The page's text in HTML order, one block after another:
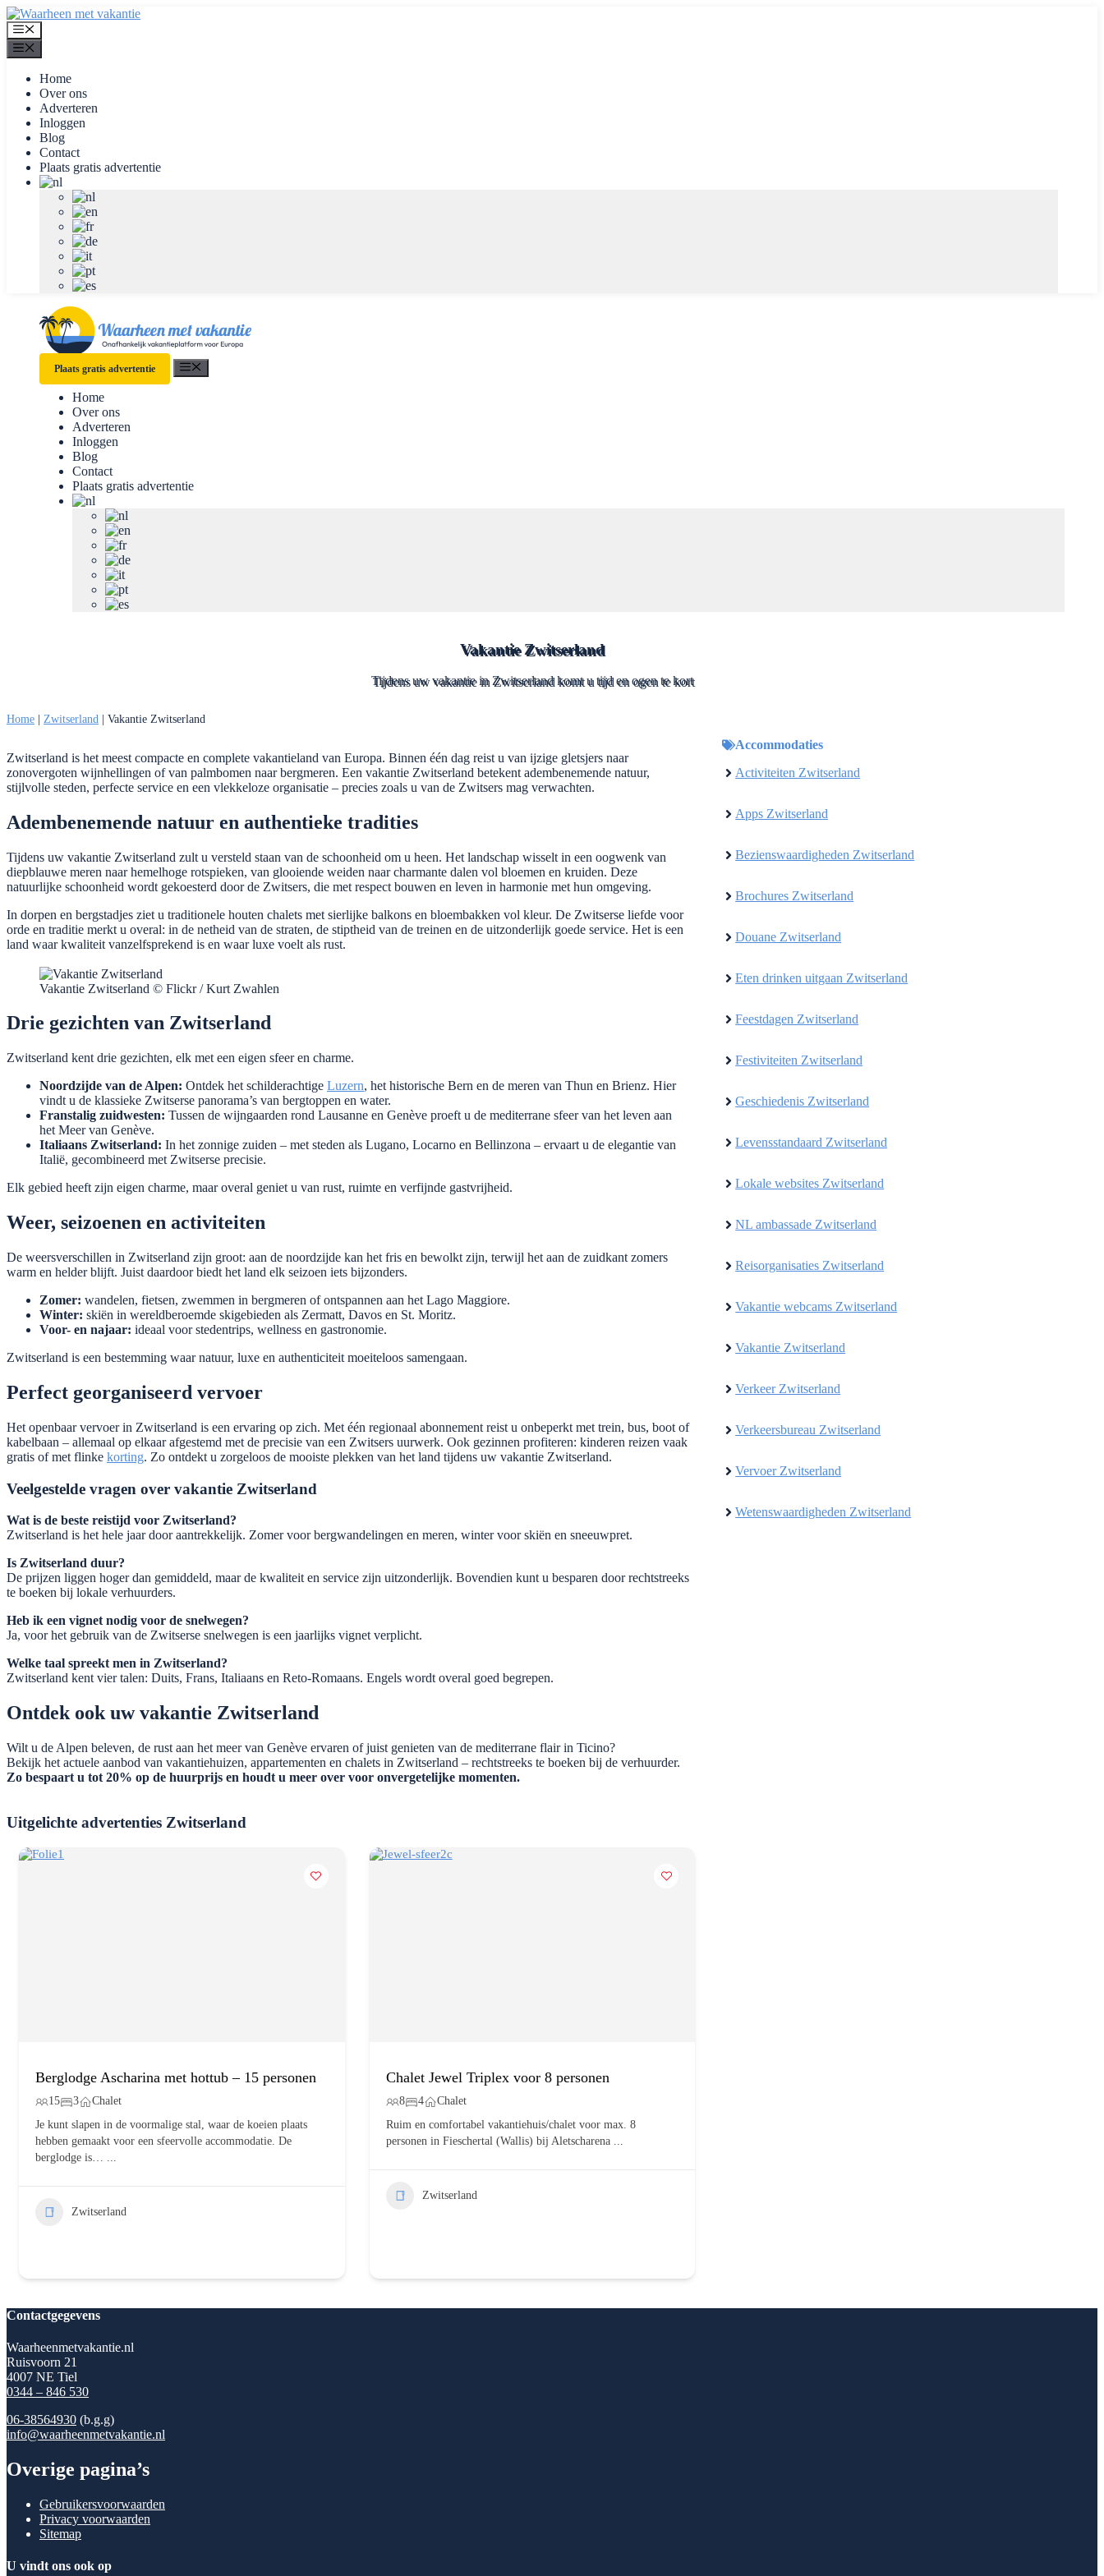
Ga
naar
de
inhoud
Menu
Home
Over ons
Adverteren
Inloggen
Blog
Contact
Plaats gratis advertentie
Plaats gratis advertentie
Home
Over ons
Adverteren
Inloggen
Blog
Contact
Plaats gratis advertentie
Vakantie Zwitserland
Tijdens uw vakantie in Zwitserland komt u tijd en ogen te kort
Home Zwitserland Vakantie Zwitserland
Zwitserland is het meest compacte en complete vakantieland van Europa. Binnen één dag reist u van ijzige gletsjers naar
zonovergoten wijnhellingen of van palmbomen naar bergmeren. Een vakantie Zwitserland betekent adembenemende natuur,
stijlvolle steden, perfecte service en een vlekkeloze organisatie – precies zoals u van de Zwitsers mag verwachten.
Adembenemende natuur en authentieke tradities
Tijdens uw vakantie Zwitserland zult u versteld staan van de schoonheid om u heen. Het landschap wisselt in een oogwenk van
diepblauwe meren naar hemelhoge rotspieken, van glooiende weiden naar charmante dalen vol bloemen en kruiden. Deze
natuurlijke schoonheid wordt gekoesterd door de Zwitsers, die met respect bouwen en leven in harmonie met hun omgeving.
In dorpen en bergstadjes ziet u traditionele houten chalets met sierlijke balkons en bloembakken vol kleur. De Zwitserse liefde voor
orde en traditie merkt u overal: in de netheid van de straten, de stiptheid van de treinen en de uitzonderlijk goede service. Het is een
land waar kwaliteit vanzelfsprekend is en waar luxe voelt als rust.
Vakantie Zwitserland © Flickr / Kurt Zwahlen
Drie gezichten van Zwitserland
Zwitserland kent drie gezichten, elk met een eigen sfeer en charme.
Noordzijde van de Alpen: Ontdek het schilderachtige Luzern, het historische Bern en de meren van Thun en Brienz. Hier
vindt u de klassieke Zwitserse panorama’s van bergtoppen en water.
Franstalig zuidwesten: Tussen de wijngaarden rond Lausanne en Genève proeft u de mediterrane sfeer van het leven aan
het Meer van Genève.
Italiaans Zwitserland: In het zonnige zuiden – met steden als Lugano, Locarno en Bellinzona – ervaart u de elegantie van
Italië, gecombineerd met Zwitserse precisie.
Elk gebied heeft zijn eigen charme, maar overal geniet u van rust, ruimte en verfijnde gastvrijheid.
Weer, seizoenen en activiteiten
De weersverschillen in Zwitserland zijn groot: aan de noordzijde kan het fris en bewolkt zijn, terwijl het aan de zuidkant zomers
warm en helder blijft. Juist daardoor biedt het land elk seizoen iets bijzonders.
Zomer: wandelen, fietsen, zwemmen in bergmeren of ontspannen aan het Lago Maggiore.
Winter: skiën in wereldberoemde skigebieden als Zermatt, Davos en St. Moritz.
Voor- en najaar: ideaal voor stedentrips, wellness en gastronomie.
Zwitserland is een bestemming waar natuur, luxe en authenticiteit moeiteloos samengaan.
Perfect georganiseerd vervoer
Het openbaar vervoer in Zwitserland is een ervaring op zich. Met één regionaal abonnement reist u onbeperkt met trein, bus, boot of
kabelbaan – allemaal op elkaar afgestemd met de precisie van een Zwitsers uurwerk. Ook gezinnen profiteren: kinderen reizen vaak
gratis of met flinke korting. Zo ontdekt u zorgeloos de mooiste plekken van het land tijdens uw vakantie Zwitserland.
Veelgestelde vragen over vakantie Zwitserland
Wat is de beste reistijd voor Zwitserland?
Zwitserland is het hele jaar door aantrekkelijk. Zomer voor bergwandelingen en meren, winter voor skiën en sneeuwpret.
Is Zwitserland duur?
De prijzen liggen hoger dan gemiddeld, maar de kwaliteit en service zijn uitzonderlijk. Bovendien kunt u besparen door rechtstreeks
te boeken bij lokale verhuurders.
Heb ik een vignet nodig voor de snelwegen?
Ja, voor het gebruik van de Zwitserse snelwegen is een jaarlijks vignet verplicht.
Welke taal spreekt men in Zwitserland?
Zwitserland kent vier talen: Duits, Frans, Italiaans en Reto-Romaans. Engels wordt overal goed begrepen.
Ontdek ook uw vakantie Zwitserland
Wilt u de Alpen beleven, de rust aan het meer van Genève ervaren of juist genieten van de mediterrane flair in Ticino?
Bekijk het actuele aanbod van vakantiehuizen, appartementen en chalets in Zwitserland – rechtstreeks te boeken bij de verhuurder.
Zo bespaart u tot 20% op de huurprijs en houdt u meer over voor onvergetelijke momenten.
Accommodaties
Activiteiten Zwitserland
Apps Zwitserland
Bezienswaardigheden Zwitserland
Brochures Zwitserland
Douane Zwitserland
Eten drinken uitgaan Zwitserland
Feestdagen Zwitserland
Festiviteiten Zwitserland
Geschiedenis Zwitserland
Levensstandaard Zwitserland
Lokale websites Zwitserland
NL ambassade Zwitserland
Reisorganisaties Zwitserland
Vakantie webcams Zwitserland
Vakantie Zwitserland
Verkeer Zwitserland
Verkeersbureau Zwitserland
Vervoer Zwitserland
Wetenswaardigheden Zwitserland
Uitgelichte advertenties Zwitserland
Berglodge Ascharina met hottub – 15 personen
15 3
Chalet
Je kunt slapen in de voormalige stal, waar de koeien plaats
hebben gemaakt voor een sfeervolle accommodatie. De
berglodge is…
Zwitserland
Chalet Jewel Triplex voor 8 personen
8 4
Chalet
Ruim en comfortabel vakantiehuis/chalet voor max. 8
personen in Fieschertal (Wallis) bij Aletscharena...
Zwitserland
Contactgegevens
Waarheenmetvakantie.nl
Ruisvoorn 21
4007 NE Tiel
0344 – 846 530
06-38564930 (b.g.g)
info@waarheenmetvakantie.nl
Overige pagina’s
Gebruikersvoorwaarden
Privacy voorwaarden
Sitemap
U vindt ons ook op